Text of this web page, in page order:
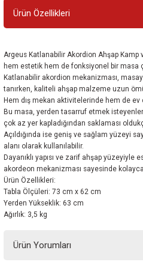
Ürün Özellikleri
Argeus Katlanabilir Akordion Ahşap Kamp
hem estetik hem de fonksiyonel bir masa
Katlanabilir akordion mekanizması,
tanırken, kaliteli ahşap malzeme uzun
Hem dış mekan aktivitelerinde hem de ev
Bu masa, yerden tasarruf etmek
çok az yer kapladığından saklaması
Açıldığında ise geniş ve sağlam yüzeyi
alanı olarak kullanılabilir.
Dayanıklı yapısı ve zarif ahşap yüzeyiyle
akordeon mekanizması sayesinde
Ürün Özellikleri:
Tabla Ölçüleri: 73 cm x 62 cm
Yerden Yükseklik: 63 cm
Ağırlık: 3,5 kg
Ürün Yorumları